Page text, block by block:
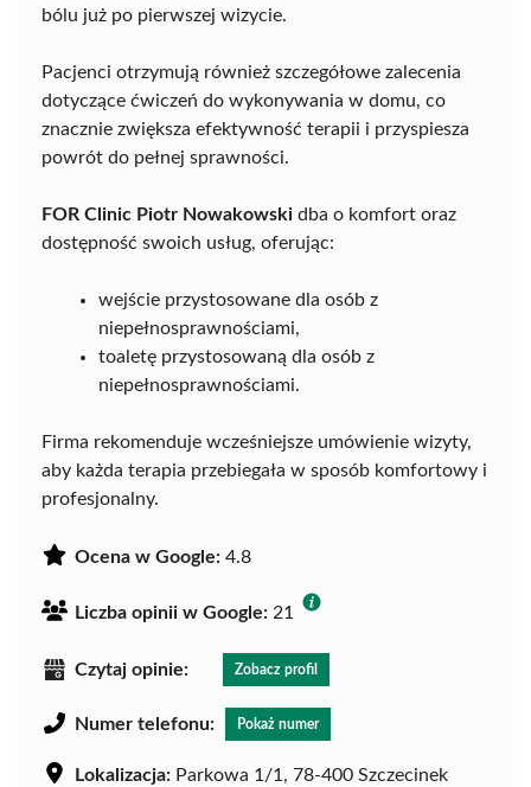
bólu już po pierwszej wizycie.
Pacjenci otrzymują również szczegółowe zalecenia
dotyczące ćwiczeń do wykonywania w domu, co
znacznie zwiększa efektywność terapii i przyspiesza
powrót do pełnej sprawności.
FOR Clinic Piotr Nowakowski dba o komfort oraz
dostępność swoich usług, oferując:
wejście przystosowane dla osób z
niepełnosprawnościami,
toaletę przystosowaną dla osób z
niepełnosprawnościami.
Firma rekomenduje wcześniejsze umówienie wizyty,
aby każda terapia przebiegała w sposób komfortowy i
profesjonalny.
Ocena w Google: 4.8
Liczba opinii w Google: 21
Czytaj opinie: Zobacz profil
Numer telefonu: Pokaż numer
Lokalizacja: Parkowa 1/1, 78-400 Szczecinek